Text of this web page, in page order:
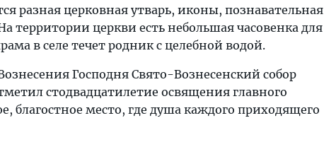
разная церковная утварь, иконы, познавательная
территории церкви есть небольшая часовенка для
в селе течет родник с целебной водой.
Господня Свято-Вознесенский собор
стодвадцатилетие освящения главного
благостное место, где душа каждого приходящего